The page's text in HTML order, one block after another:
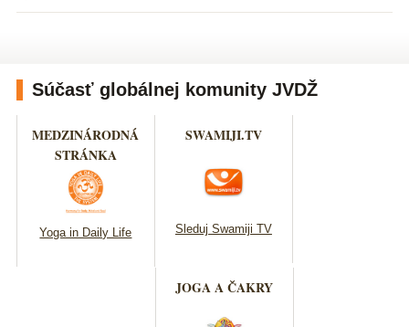
Súčasť globálnej komunity JVDŽ
MEDZINÁRODNÁ
STRÁNKA
Yoga in Daily Life
SWAMIJI.TV
Sleduj Swamiji TV
JOGA A ČAKRY